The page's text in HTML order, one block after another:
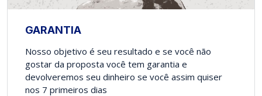
GARANTIA
Nosso objetivo é seu resultado e se você não
gostar da proposta você tem garantia e
devolveremos seu dinheiro se você assim quiser
nos 7 primeiros dias